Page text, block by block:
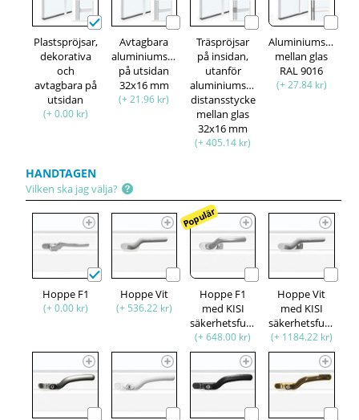
Plastspröjsar,
dekorativa
och
avtagbara på
utsidan
(+ 0.00 kr)
Avtagbara
aluminiumspröjsar,
på utsidan
32x16 mm
(+ 21.96 kr)
Träspröjsar
på insidan,
utanför
aluminiumspröjsar,
distansstycke
mellan glas
32x16 mm
(+ 405.14 kr)
Aluminiumspröjsar
mellan glas
RAL 9016
(+ 27.84 kr)
HANDTAGEN
Vilken ska jag välja?
Hoppe F1
(+ 0.00 kr)
Hoppe Vit
(+ 536.22 kr)
Populär
Hoppe F1
med KISI
säkerhetsfunktion
(+ 648.00 kr)
Hoppe Vit
med KISI
säkerhetsfunktion
(+ 1184.22 kr)